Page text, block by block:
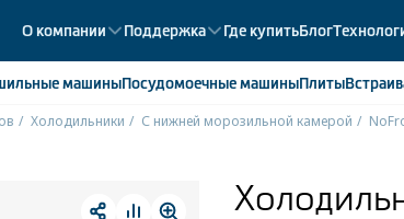
О компании Поддержка Где купитьБлог
машиныПосудомоечныемашиныПлиты
Холодильники С нижней морозильной камерой